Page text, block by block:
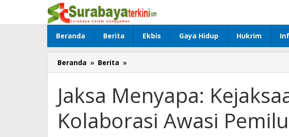
konten
Beranda Berita Ekbis Gaya Hidup Hukrim
Beranda » Berita »
Menyapa:
dan
Bawaslu
Kolaborasi
Awasi
Jaksa Menyapa:
Kolaborasi Awasi Pemilu